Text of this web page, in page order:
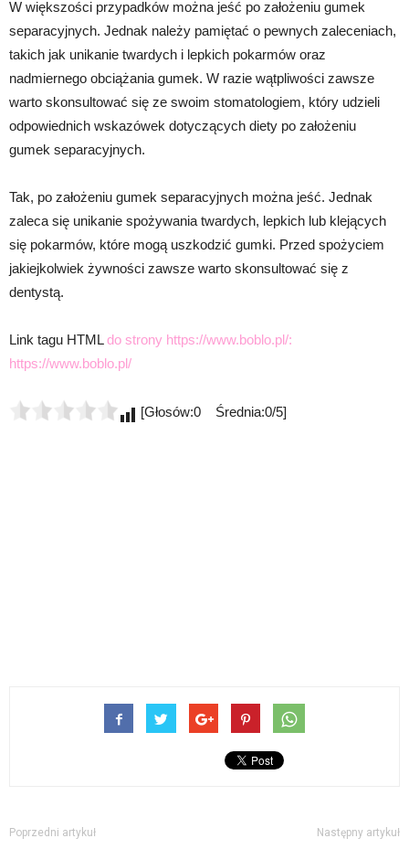
W większości przypadków można jeść po założeniu gumek
separacyjnych. Jednak należy pamiętać o pewnych zaleceniach,
takich jak unikanie twardych i lepkich pokarmów oraz
nadmiernego obciążania gumek. W razie wątpliwości zawsze
warto skonsultować się ze swoim stomatologiem, który udzieli
odpowiednich wskazówek dotyczących diety po założeniu
gumek separacyjnych.
Tak, po założeniu gumek separacyjnych można jeść. Jednak
zaleca się unikanie spożywania twardych, lepkich lub klejących
się pokarmów, które mogą uszkodzić gumki. Przed spożyciem
jakiejkolwiek żywności zawsze warto skonsultować się z
dentystą.
Link tagu HTMLdo strony https://www.boblo.pl/:
https://www.boblo.pl/
[Głosów:0 Średnia:0/5]
Poprzedni artykuł Następny artykuł